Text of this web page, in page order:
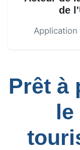
de
Prêt à
le